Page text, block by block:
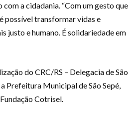
a cidadania. “Com um gesto que
possível transformar vidas e
justo e humano. É solidariedade em
do CRC/RS – Delegacia de São
Prefeitura Municipal de São Sepé,
Cotrisel.